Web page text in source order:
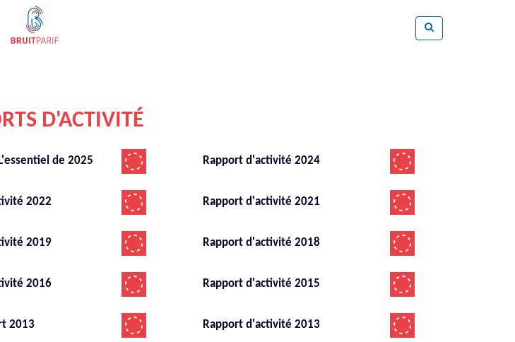
D'ACTIVITÉ
de 2025 Rapport d'activité 2024
2022 Rapport d'activité 2021
2019 Rapport d'activité 2018
2016 Rapport d'activité 2015
2013 Rapport d'activité 2013